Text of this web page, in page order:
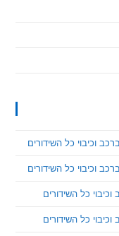
כל השידורים
כל השידורים